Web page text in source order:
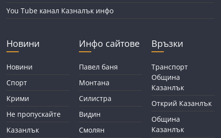
You Tube канал Казналък инфо
Новини
Новини
Спорт
Крими
Не пропускайте
Казанлък
Инфо сайтове
Павел баня
Монтана
Силистра
Видин
Смолян
Връзки
Транспорт
Община
Казанлък
Открий Казанлък
Община
Казанлък